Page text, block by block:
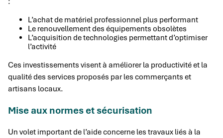
L’achat de matériel professionnel plus performant
Le renouvellement des équipements obsolètes
L’acquisition de technologies permettant d’optimiser
l’activité
Ces investissements visent à améliorer la productivité et la
qualité des services proposés par les commerçants et
artisans locaux.
Mise aux normes et sécurisation
Un volet important de l’aide concerne les travaux liés à la